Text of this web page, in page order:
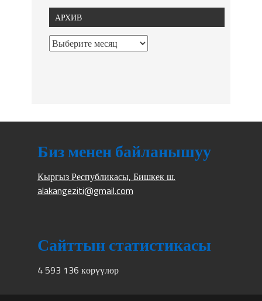
АРХИВ
Биз менен байланышуу
Кыргыз Республикасы, Бишкек ш.
alakangeziti@gmail.com
Сайттын статистикасы
4 593 136 көрүүлөр